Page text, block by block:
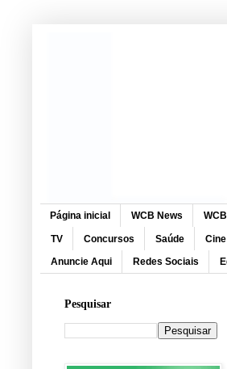
Página inicial WCB News
TV Concursos Saúde Cine
Anuncie Aqui Redes Sociais
Pesquisar